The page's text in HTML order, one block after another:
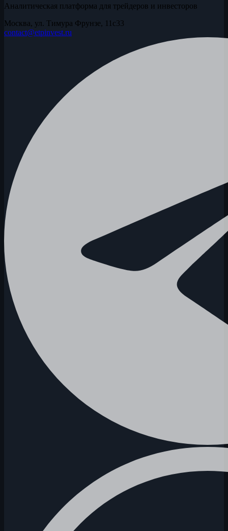
Аналитическая платформа для трейдеров и инвесторов
Москва, ул. Тимура Фрунзе, 11с33
contact@etpinvest.ru